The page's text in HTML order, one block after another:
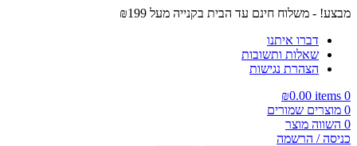
מבצע! - משלוח חינם עד הבית בקנייה מעל ₪199
דברו איתנו
שאלות ותשובות
הצהרת נגישות
0
items
₪0.00
0 מוצרים שמורים
0 השווה מוצר
כניסה / הרשמה